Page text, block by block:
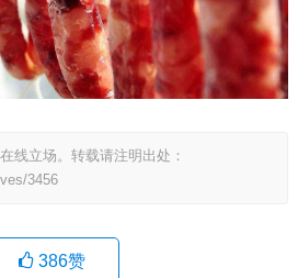
线立场。转载请注明出处：
3456
386赞